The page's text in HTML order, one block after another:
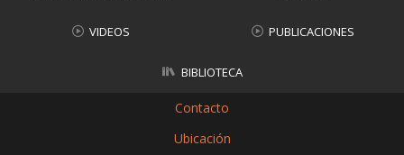
VIDEOS PUBLICACIONES
BIBLIOTECA
Contacto
Ubicación